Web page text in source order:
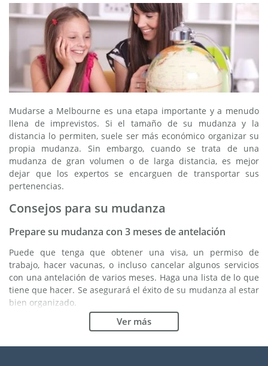
Mudarse a Melbourne es una etapa importante y a menudo
llena de imprevistos. Si el tamaño de su mudanza y la
distancia lo permiten, suele ser más económico organizar su
propia mudanza. Sin embargo, cuando se trata de una
mudanza de gran volumen o de larga distancia, es mejor
dejar que los expertos se encarguen de transportar sus
pertenencias.
Consejos para su mudanza
Prepare su mudanza con 3 meses de antelación
Puede que tenga que obtener una visa, un permiso de
trabajo, hacer vacunas, o incluso cancelar algunos servicios
con una antelación de varios meses. Haga una lista de lo que
tiene que hacer. Se asegurará el éxito de su mudanza al estar
bien organizado.
Elija la buena empresa de mudanzas
Los servicios de una buena empresa de mudanzas son
Ver más